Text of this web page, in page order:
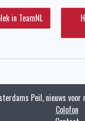
in TeamNL
Peil, nieuws
Colofon